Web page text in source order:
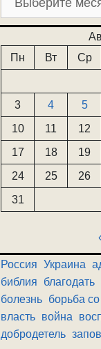
Пн
Вт Ср
3
4 5
10
11 12
17
18 19
24
25 26
31
Россия Украина
библия
благодать
болезнь борьба
власть война
добродетель